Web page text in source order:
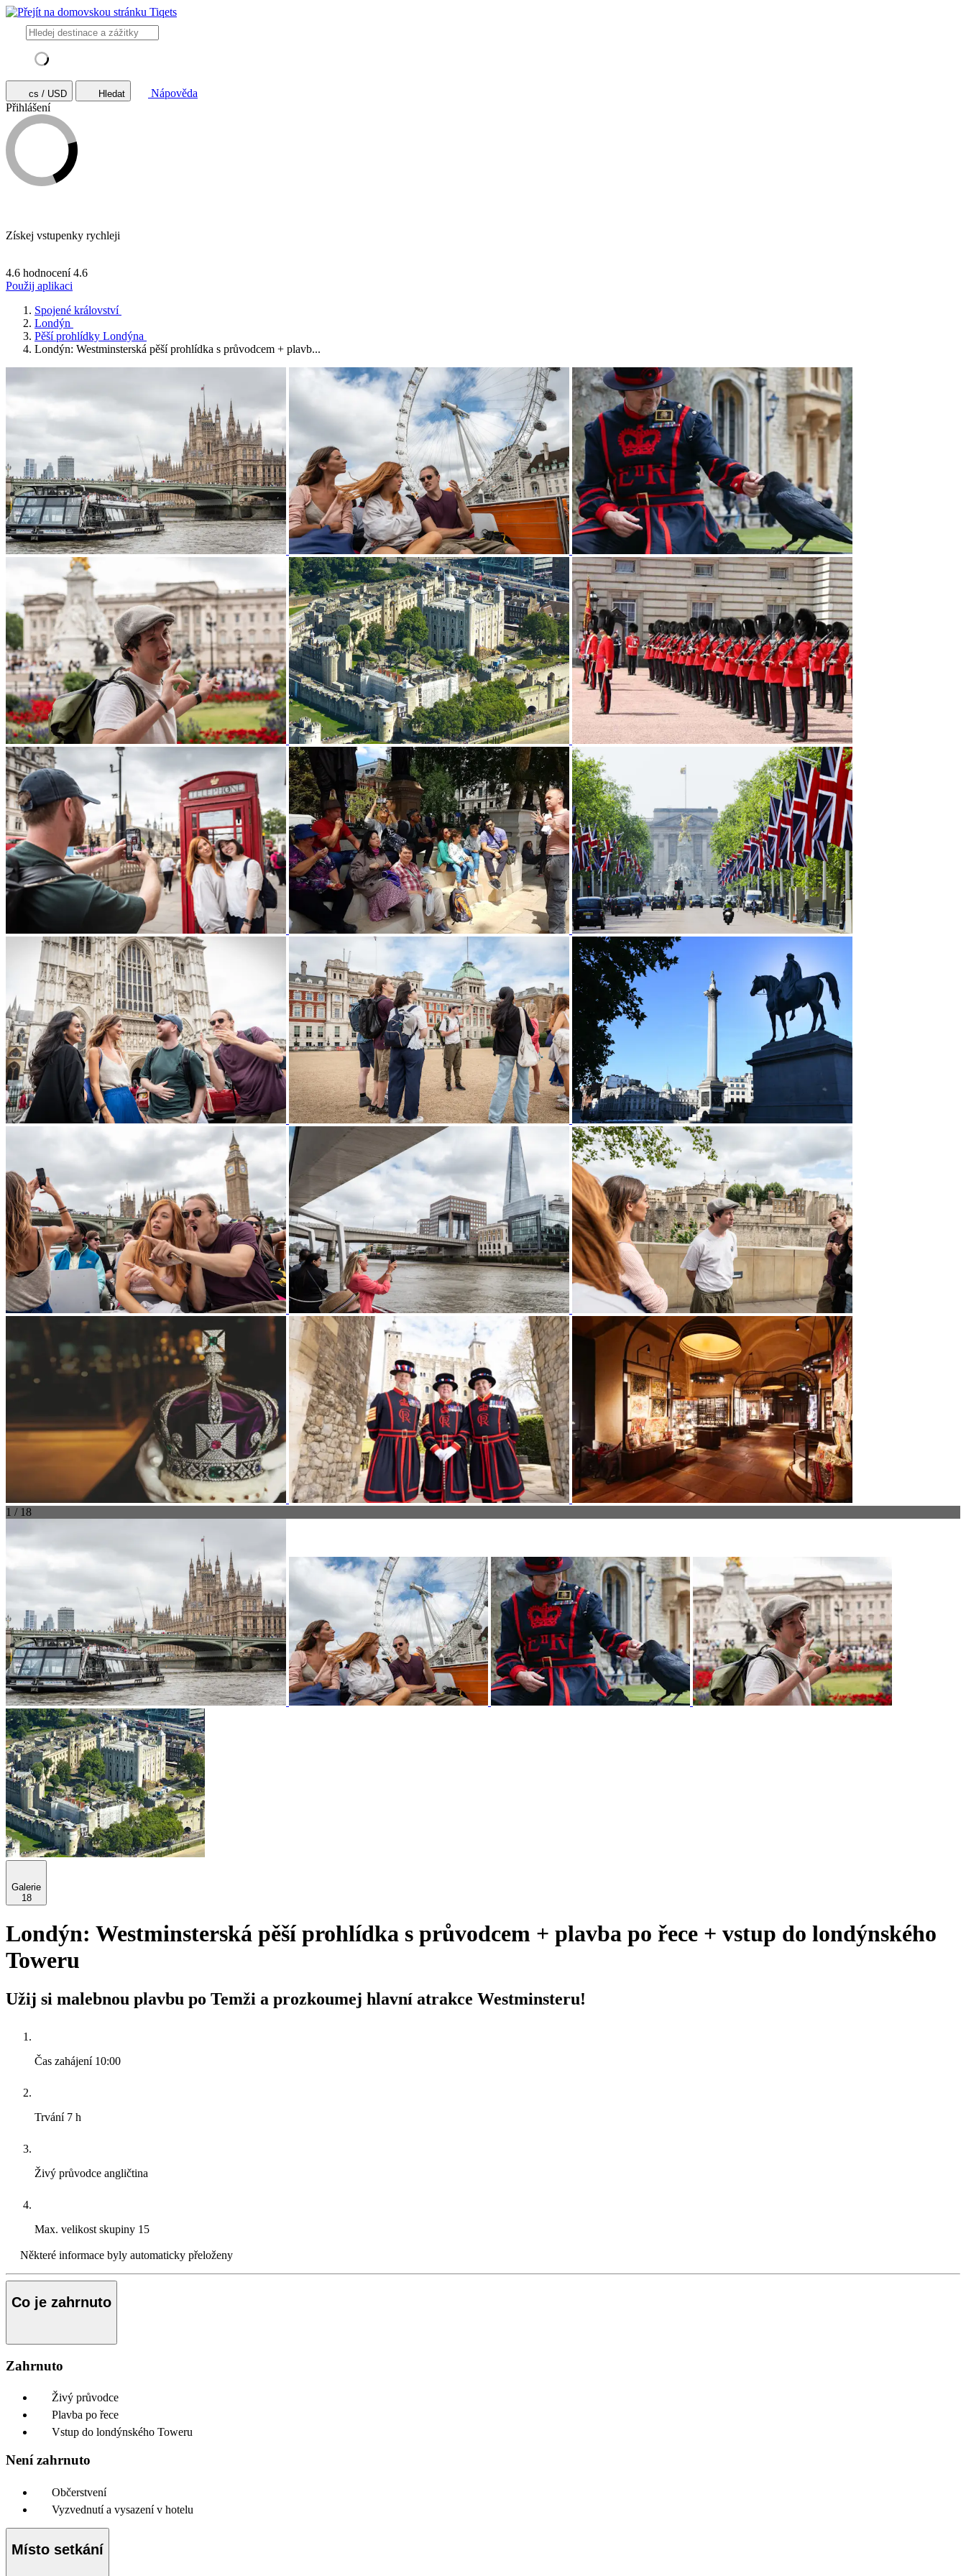
cs / USD Hledat
Nápověda
Přihlášení
Získej vstupenky rychleji
4.6 hodnocení 4.6
Použij aplikaci
Spojené království
Londýn
Pěší prohlídky Londýna
Londýn: Westminsterská pěší prohlídka s průvodcem + plavb...
1 / 18
Galerie
18
Londýn: Westminsterská pěší prohlídka s průvodcem + plavba po řece + vstup do londýnského
Toweru
Užij si malebnou plavbu po Temži a prozkoumej hlavní atrakce Westminsteru!
Čas zahájení 10:00
Trvání 7 h
Živý průvodce angličtina
Max. velikost skupiny 15
Některé informace byly automaticky přeloženy
Co je zahrnuto
Zahrnuto
Živý průvodce
Plavba po řece
Vstup do londýnského Toweru
Není zahrnuto
Občerstvení
Vyzvednutí a vysazení v hotelu
Místo setkání